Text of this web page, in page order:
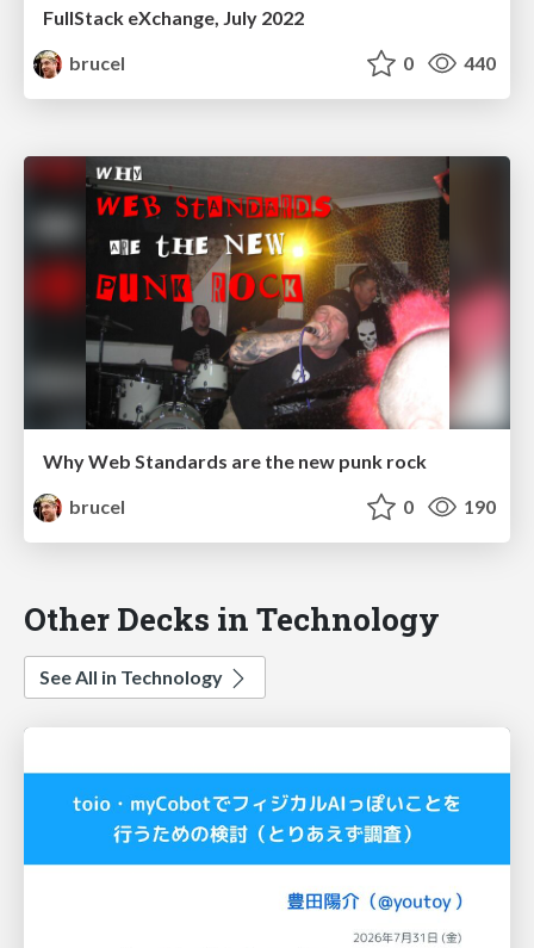
FullStack eXchange, July 2022
brucel
0 440
Why Web Standards are the new punk rock
brucel
0 190
Other Decks in Technology
See All in Technology